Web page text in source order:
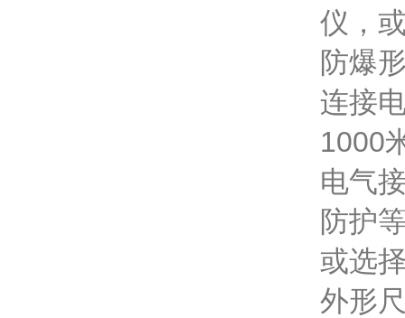
仪，
防爆
连接
1000
电气
防护
或选
外形